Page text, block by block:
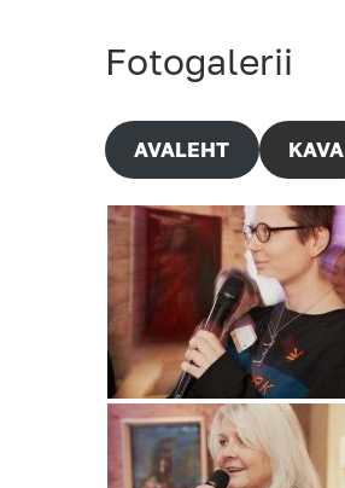
Fotogalerii
AVALEHT KAVA